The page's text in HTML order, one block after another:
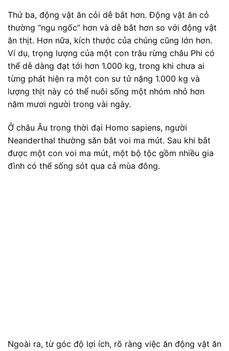
Thứ ba, động vật ăn cỏi dễ bắt hơn. Động vật ăn cỏ
thường “ngu ngốc” hơn và dễ bắt hơn so với động vật
ăn thịt. Hơn nữa, kích thước của chúng cũng lớn hơn.
Ví dụ, trọng lượng của một con trâu rừng châu Phi có
thể dễ dàng đạt tới hơn 1.000 kg, trong khi chưa ai
từng phát hiện ra một con sư tử nặng 1.000 kg và
lượng thịt này có thể nuôi sống một nhóm nhỏ hơn
năm mươi người trong vài ngày.
Ở châu Âu trong thời đại Homo sapiens, người
Neanderthal thường săn bắt voi ma mút. Sau khi bắt
được một con voi ma mút, một bộ tộc gồm nhiều gia
đình có thể sống sót qua cả mùa đông.
Ngoài ra, từ góc độ lợi ích, rõ ràng việc ăn động vật ăn